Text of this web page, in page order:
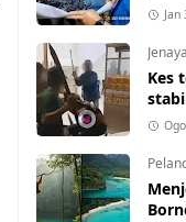
Jan
Kes